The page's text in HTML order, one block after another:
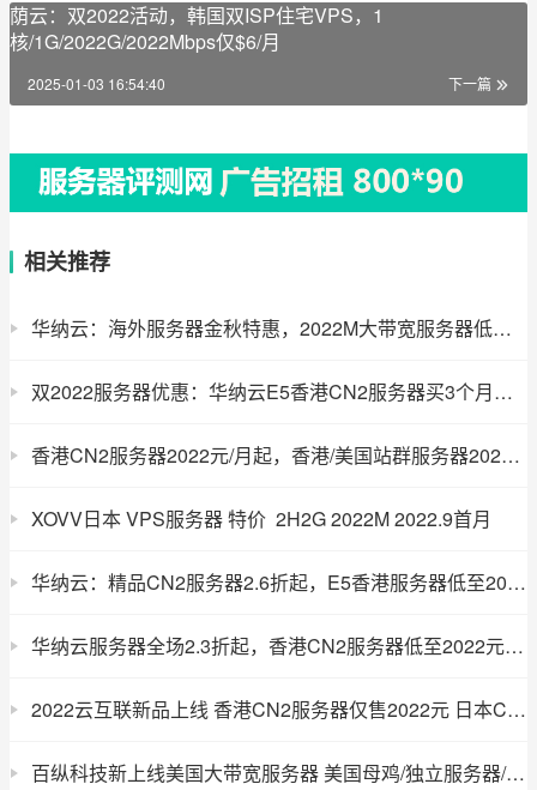
荫云：双2022活动，韩国双ISP住宅VPS，1
核/1G/2022G/2022Mbps仅$6/月
下一篇
2025-01-03 16:54:40
相关推荐
华纳云：海外服务器金秋特惠，2022M大带宽服务器低至2022元/月，CN2服务器2022元/月
双2022服务器优惠：华纳云E5香港CN2服务器买3个月送1个月，低至2022元/月
香港CN2服务器2022元/月起，香港/美国站群服务器2022元/月起
XOVV日本 VPS服务器 特价 2H2G 2022M 2022.9首月
华纳云：精品CN2服务器2.6折起，E5香港服务器低至2022元/月，买云服务器就送SSL证书
华纳云服务器全场2.3折起，香港CN2服务器低至2022元/月，海外云服务器月付7折，季付5.5折，续费同价
2022云互联新品上线 香港CN2服务器仅售2022元 日本CN2服务器低至2022元
百纵科技新上线美国大带宽服务器 美国母鸡/独立服务器/洛杉矶服务器/CN2服务器 美国VPS服务器9.9元首月